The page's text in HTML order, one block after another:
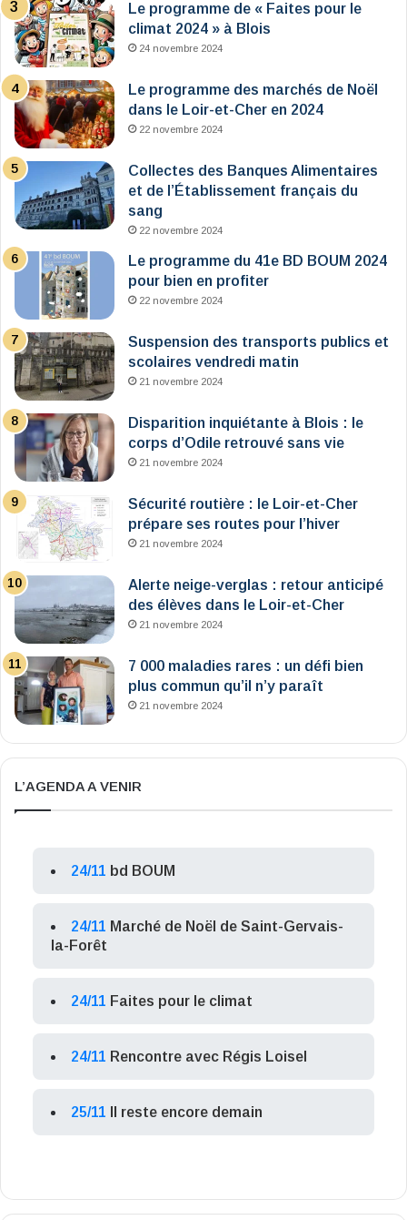
Le programme de « Faites pour le
climat 2024 » à Blois
24 novembre 2024
Le programme des marchés de Noël
dans le Loir-et-Cher en 2024
22 novembre 2024
Collectes des Banques Alimentaires
et de l’Établissement français du
sang
22 novembre 2024
Le programme du 41e BD BOUM 2024
pour bien en profiter
22 novembre 2024
Suspension des transports publics et
scolaires vendredi matin
21 novembre 2024
Disparition inquiétante à Blois : le
corps d’Odile retrouvé sans vie
21 novembre 2024
Sécurité routière : le Loir-et-Cher
prépare ses routes pour l’hiver
21 novembre 2024
Alerte neige-verglas : retour anticipé
des élèves dans le Loir-et-Cher
21 novembre 2024
7 000 maladies rares : un défi bien
plus commun qu’il n’y paraît
21 novembre 2024
L’AGENDA A VENIR
24/11 bd BOUM
24/11 Marché de Noël de Saint-Gervais-
la-Forêt
24/11 Faites pour le climat
24/11 Rencontre avec Régis Loisel
25/11 Il reste encore demain